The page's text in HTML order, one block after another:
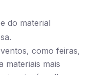
do material
como feiras,
materiais mais